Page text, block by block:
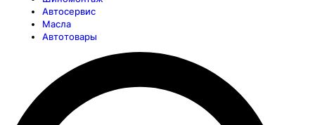
Автосервис
Масла
Автотовары